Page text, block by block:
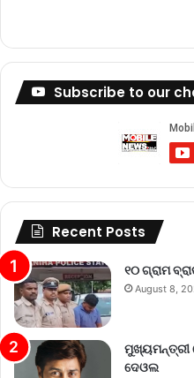
Subscribe to our
Recent Posts
୧୦ ଗ୍ରାମ
August 8,
ମୁଖ୍ୟମନ୍ତ୍ରୀ
ଦେଓଲ